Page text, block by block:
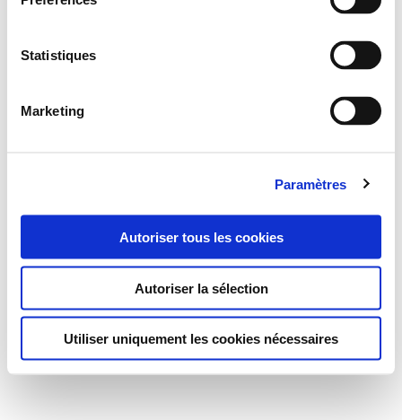
Statistiques
Marketing
Paramètres
Autoriser tous les cookies
Autoriser la sélection
Utiliser uniquement les cookies nécessaires